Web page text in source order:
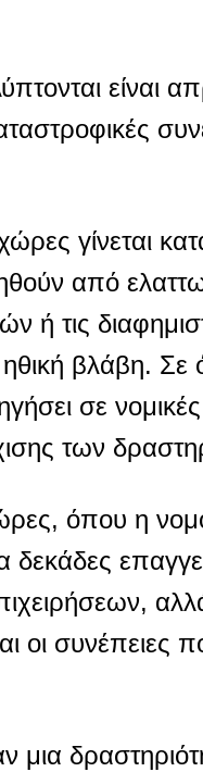
είναι
γίνεται
από
ή τις
ηθική βλάβη. Σε
σε
των
όπου η
δεκάδες
οι συνέπειες